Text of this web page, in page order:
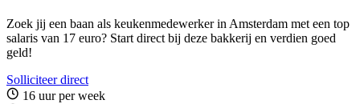
Zoek jij een baan als keukenmedewerker in Amsterdam met een top
salaris van 17 euro? Start direct bij deze bakkerij en verdien goed
geld!
Solliciteer direct
16 uur per week